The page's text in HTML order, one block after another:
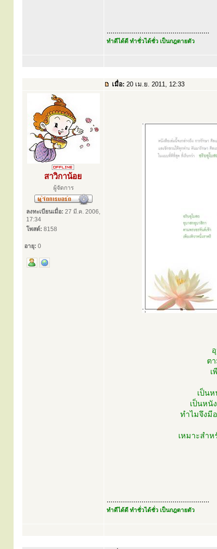
.....................................................
ทำดีได้ดี ทำชั่วได้ชั่ว เป็นกฎตายตัว
เมื่อ: 20 เม.ย. 2011, 12:33
สาวิกาน้อย
ผู้จัดการ
ลงทะเบียนเมื่อ: 27 มี.ค. 2006,
17:34
โพสต์: 8158
อายุ: 0
ต
เ
เป็น
เป็นหนั
ทำไมจึงมี
เหมาะสำ
.....................................................
ทำดีได้ดี ทำชั่วได้ชั่ว เป็นกฎตายตัว